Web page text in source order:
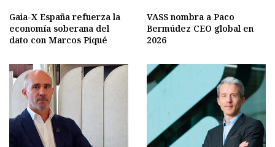
Gaia-X España refuerza la
economía soberana del
dato con Marcos Piqué
VASS nombra a Paco
Bermúdez CEO global en
2026